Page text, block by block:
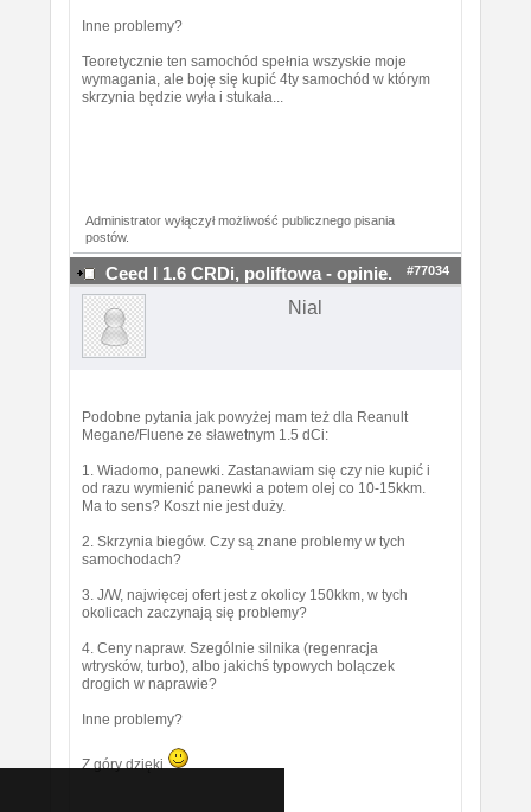
Inne problemy?
Teoretycznie ten samochód spełnia wszyskie moje
wymagania, ale boję się kupić 4ty samochód w którym
skrzynia będzie wyła i stukała...
Administrator wyłączył możliwość publicznego pisania
postów.
Ceed I 1.6 CRDi, poliftowa - opinie. #77034
Nial
Podobne pytania jak powyżej mam też dla Reanult
Megane/Fluene ze sławetnym 1.5 dCi:
1. Wiadomo, panewki. Zastanawiam się czy nie kupić i
od razu wymienić panewki a potem olej co 10-15kkm.
Ma to sens? Koszt nie jest duży.
2. Skrzynia biegów. Czy są znane problemy w tych
samochodach?
3. J/W, najwięcej ofert jest z okolicy 150kkm, w tych
okolicach zaczynają się problemy?
4. Ceny napraw. Szególnie silnika (regenracja
wtrysków, turbo), albo jakichś typowych bolączek
drogich w naprawie?
Inne problemy?
Z góry dzięki